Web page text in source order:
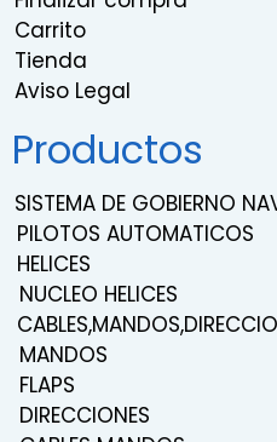
Carrito
Tienda
Aviso Legal
Productos
SISTEMA DE GOBIERNO
PILOTOS AUTOMATICOS
HELICES
NUCLEO HELICES
MANDOS
FLAPS
DIRECCIONES